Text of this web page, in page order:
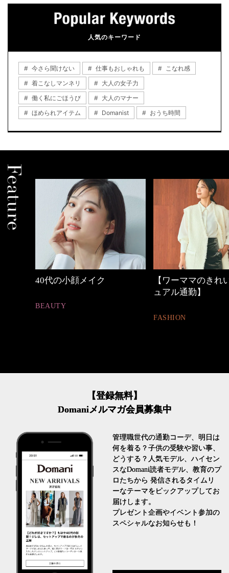
人気のキーワード
今さら聞けない 仕事もおしゃれも
こなれ感
着こなしマンネリ
大人の女子力
働く私にごほうび
大人のマナー
ほめられアイテム
Domanist おうち時間
【ワーママのきれいめカジ
心地よくいられる
とは
FASHION
【登録無料】
Domaniメルマガ会員募集中
管理職世代の通勤コーデ、明日は
何を着る？子供の受験や習い事、
どうする？人気モデル、ハイセン
スなDomani読者モデル、教育のプ
ロたちから 発信されるタイムリ
ーなテーマをピックアップしてお
届けします。
プレゼント企画やイベント参加の
スペシャルなお知らせも！